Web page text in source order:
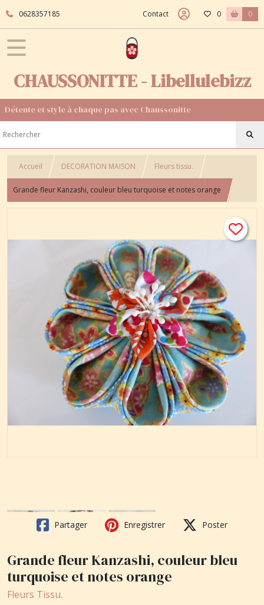
0628357185 Contact 0 0
CHAUSSONITTE - Libellulebizz
Détente et style à chaque pas avec Chaussonitte
Accueil DECORATION MAISON Fleurs tissu.
Grande fleur Kanzashi, couleur bleu turquoise et notes orange
Partager Enregistrer Poster
Grande fleur Kanzashi, couleur bleu
turquoise et notes orange
Fleurs Tissu.